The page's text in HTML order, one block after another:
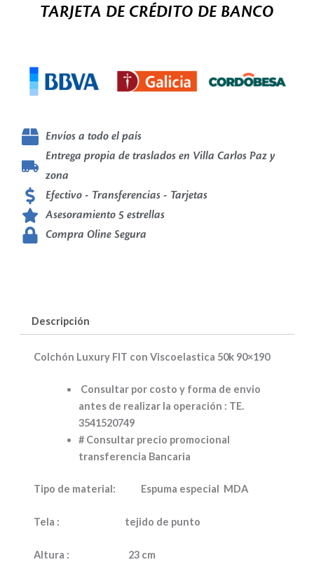
TARJETA DE CRÉDITO DE BANCO
Envíos a todo el país
Entrega propia de traslados en Villa Carlos Paz y
zona
Efectivo - Transferencias - Tarjetas
Asesoramiento 5 estrellas
Compra Oline Segura
Descripción
Colchón Luxury FIT con Viscoelastica 50k 90×190
Consultar por costo y forma de envio
antes de realizar la operación : TE.
3541520749
# Consultar precio promocional
transferencia Bancaria
Tipo de material: Espuma especial MDA
Tela : tejido de punto
Altura : 23 cm